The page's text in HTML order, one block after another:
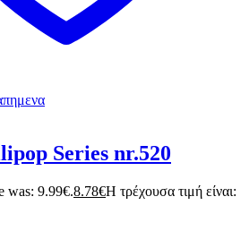
Series nr.520
was: 9.99€.8.78€Η τρέχουσα τιμή είναι: